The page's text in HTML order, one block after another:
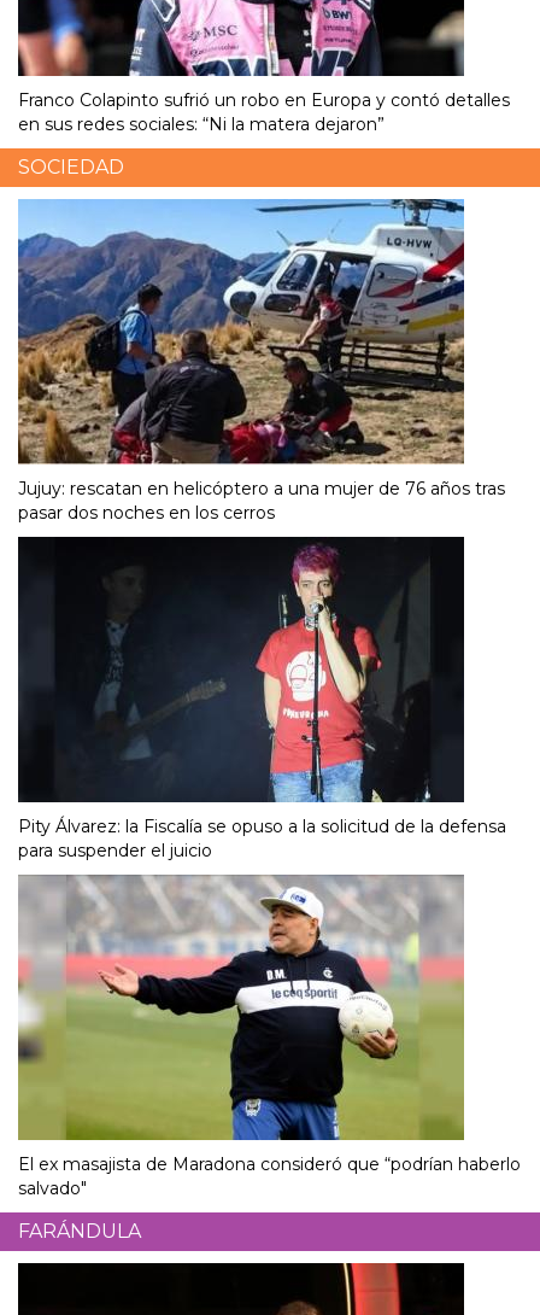
Franco Colapinto sufrió un robo en Europa y contó detalles
en sus redes sociales: “Ni la matera dejaron”
SOCIEDAD
Jujuy: rescatan en helicóptero a una mujer de 76 años tras
pasar dos noches en los cerros
Pity Álvarez: la Fiscalía se opuso a la solicitud de la defensa
para suspender el juicio
El ex masajista de Maradona consideró que “podrían haberlo
salvado"
FARÁNDULA